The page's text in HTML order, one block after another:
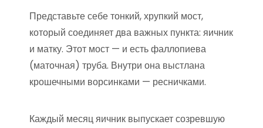
Представьте себе тонкий, хрупкий мост,
который соединяет два важных пункта: яичник
и матку. Этот мост — и есть фаллопиева
(маточная) труба. Внутри она выстлана
крошечными ворсинками — ресничками.
Каждый месяц яичник выпускает созревшую